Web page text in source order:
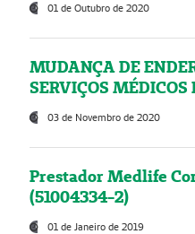
01 de Outubro de 2020
MUDANÇA DE
SERVIÇOS
03 de Novembro de 2020
Prestador Medlife
(51004334-2)
01 de Janeiro de 2019